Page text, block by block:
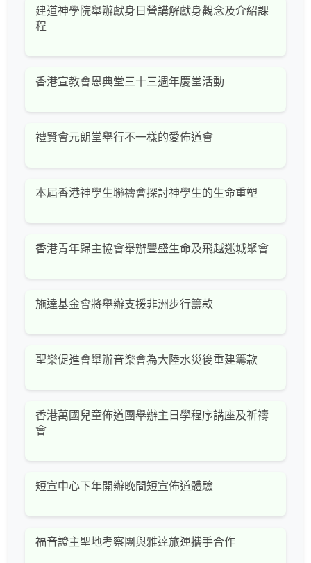
建道神學院舉辦獻身日營講解獻身觀念及介紹課
程
香港宣教會恩典堂三十三週年慶堂活動
禮賢會元朗堂舉行不一樣的愛佈道會
本屆香港神學生聯禱會探討神學生的生命重塑
香港青年歸主協會舉辦豐盛生命及飛越迷城聚會
施達基金會將舉辦支援非洲步行籌款
聖樂促進會舉辦音樂會為大陸水災後重建籌款
香港萬國兒童佈道團舉辦主日學程序講座及祈禱
會
短宣中心下年開辦晚間短宣佈道體驗
福音證主聖地考察團與雅達旅運攜手合作